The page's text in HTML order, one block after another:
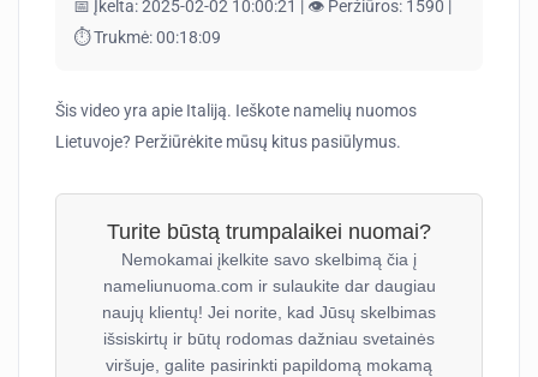
📅 Įkelta:2025-02-02 10:00:21 | 👁️ Peržiūros: 1590 |
⏱️ Trukmė:00:18:09
Šis video yra apie Italiją. Ieškote namelių nuomos
Lietuvoje? Peržiūrėkite mūsų kitus pasiūlymus.
Turite būstą trumpalaikei nuomai?
Nemokamai įkelkite savo skelbimą čia į
nameliunuoma.com ir sulaukite dar daugiau
naujų klientų! Jei norite, kad Jūsų skelbimas
išsiskirtų ir būtų rodomas dažniau svetainės
viršuje, galite pasirinkti papildomą mokamą